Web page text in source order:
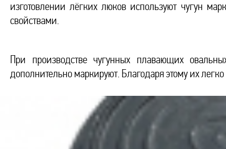
изготовлении лёгких люков используют чугун
свойствами.
При производстве чугунных плавающих
дополнительно маркируют. Благодаря этому их